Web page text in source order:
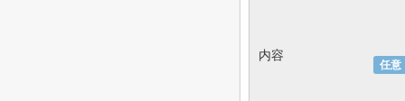
任意
内容